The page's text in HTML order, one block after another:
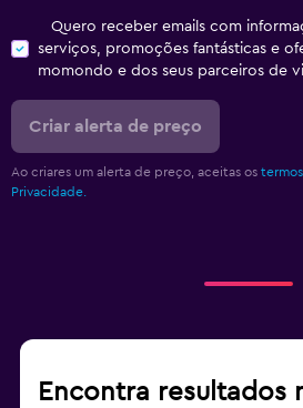
Quero receber emails com
serviços, promoções fantásticas e
momondo e dos seus parceiros de
Criar alerta de preço
Ao criares um alerta de preço, aceitas os
Privacidade.
Encontra resultados